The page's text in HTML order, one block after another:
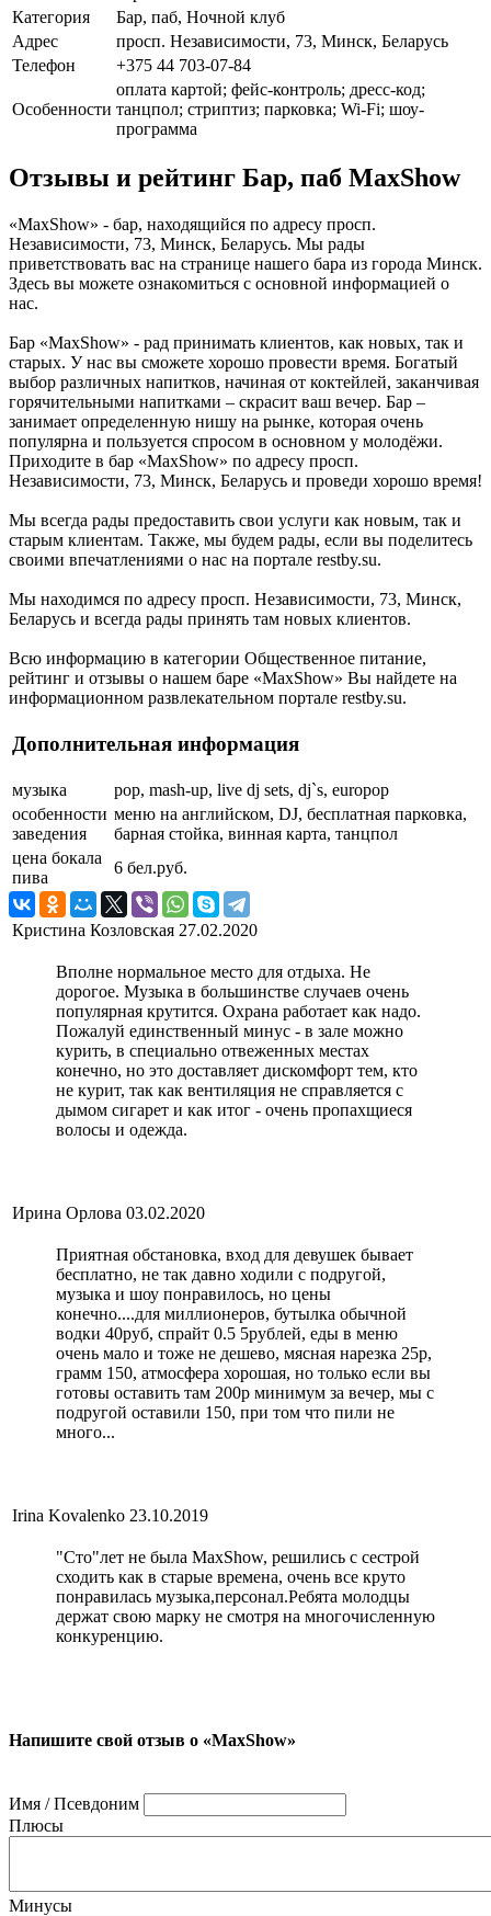
Категория
Бар, паб, Ночной клуб
Адрес
просп. Независимости, 73, Минск, Беларусь
Телефон
+375 44 703-07-84
Особенности
оплата картой; фейс-контроль; дресс-код;
танцпол; стриптиз; парковка; Wi-Fi; шоу-
программа
Отзывы и рейтинг Бар, паб MaxShow
«MaxShow» - бар, находящийся по адресу просп.
Независимости, 73, Минск, Беларусь. Мы рады
приветствовать вас на странице нашего бара из города Минск.
Здесь вы можете ознакомиться с основной информацией о
нас.
Бар «MaxShow» - рад принимать клиентов, как новых, так и
старых. У нас вы сможете хорошо провести время. Богатый
выбор различных напитков, начиная от коктейлей, заканчивая
горячительными напитками – скрасит ваш вечер. Бар –
занимает определенную нишу на рынке, которая очень
популярна и пользуется спросом в основном у молодёжи.
Приходите в бар «MaxShow» по адресу просп.
Независимости, 73, Минск, Беларусь и проведи хорошо время!
Мы всегда рады предоставить свои услуги как новым, так и
старым клиентам. Также, мы будем рады, если вы поделитесь
своими впечатлениями о нас на портале restby.su.
Мы находимся по адресу просп. Независимости, 73, Минск,
Беларусь и всегда рады принять там новых клиентов.
Всю информацию в категории Общественное питание,
рейтинг и отзывы о нашем баре «MaxShow» Вы найдете на
информационном развлекательном портале restby.su.
Дополнительная информация
музыка
pop, mash-up, live dj sets, dj`s, europop
особенности
заведения
меню на английском, DJ, бесплатная парковка,
барная стойка, винная карта, танцпол
цена бокала
пива
6 бел.руб.
Кристина Козловская 27.02.2020
Вполне нормальное место для отдыха. Не
дорогое. Музыка в большинстве случаев очень
популярная крутится. Охрана работает как надо.
Пожалуй единственный минус - в зале можно
курить, в специально отвеженных местах
конечно, но это доставляет дискомфорт тем, кто
не курит, так как вентиляция не справляется с
дымом сигарет и как итог - очень пропахщиеся
волосы и одежда.
Ирина Орлова 03.02.2020
Приятная обстановка, вход для девушек бывает
бесплатно, не так давно ходили с подругой,
музыка и шоу понравилось, но цены
конечно....для миллионеров, бутылка обычной
водки 40руб, спрайт 0.5 5рублей, еды в меню
очень мало и тоже не дешево, мясная нарезка 25р,
грамм 150, атмосфера хорошая, но только если вы
готовы оставить там 200р минимум за вечер, мы с
подругой оставили 150, при том что пили не
много...
Irina Kovalenko 23.10.2019
"Сто"лет не была MaxShow, решились с сестрой
сходить как в старые времена, очень все круто
понравилась музыка,персонал.Ребята молодцы
держат свою марку не смотря на многочисленную
конкуренцию.
Напишите свой отзыв о «MaxShow»
Имя / Псевдоним
Плюсы
Минусы